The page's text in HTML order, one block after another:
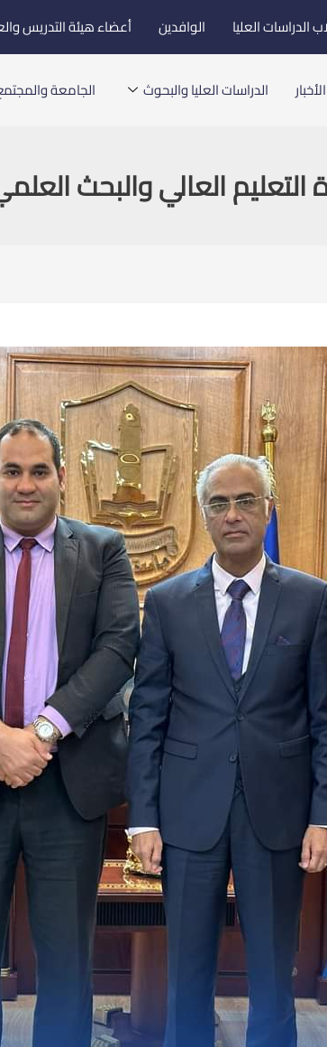
الدراسات العليا الوافدين أعضاء هيئة التدريس
الدراسات العليا والبحوث الجامعة
التعليم العالي والبحث